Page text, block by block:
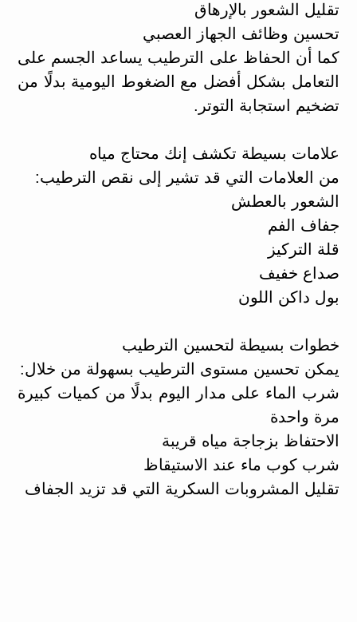
تقليل الشعور بالإرهاق
تحسين وظائف الجهاز العصبي
كما أن الحفاظ على الترطيب يساعد الجسم على
التعامل بشكل أفضل مع الضغوط اليومية بدلًا من
تضخيم استجابة التوتر.
علامات بسيطة تكشف إنك محتاج مياه
من العلامات التي قد تشير إلى نقص الترطيب:
الشعور بالعطش
جفاف الفم
قلة التركيز
صداع خفيف
بول داكن اللون
خطوات بسيطة لتحسين الترطيب
يمكن تحسين مستوى الترطيب بسهولة من خلال:
شرب الماء على مدار اليوم بدلًا من كميات كبيرة
مرة واحدة
الاحتفاظ بزجاجة مياه قريبة
شرب كوب ماء عند الاستيقاظ
تقليل المشروبات السكرية التي قد تزيد الجفاف